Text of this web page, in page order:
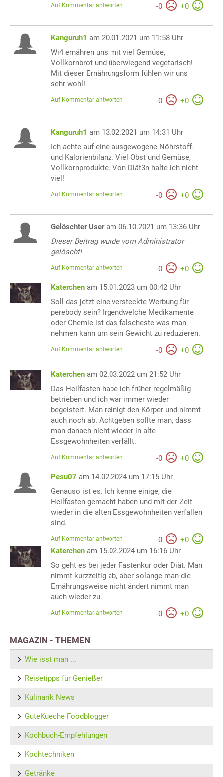
-0 +0
Auf Kommentar antworten
Kanguruh1 am 20.01.2021 um 11:58 Uhr
Wi4 ernähren uns mit viel Gemüse,
Vollkornbrot und überwiegend vegetarisch!
Mit dieser Ernährungsform fühlen wir uns
sehr wohl!
-0 +0
Auf Kommentar antworten
Kanguruh1 am 13.02.2021 um 14:31 Uhr
Ich achte auf eine ausgewogene Nöhrstoff-
und Kalorienbilanz. Viel Obst und Gemüse,
Vollkornprodukte. Von Diät3n halte ich nicht
viel!
-0 +0
Auf Kommentar antworten
Gelöschter User am 06.10.2021 um 13:36 Uhr
Dieser Beitrag wurde vom Administrator
gelöscht!
-0 +0
Auf Kommentar antworten
Katerchen am 15.01.2023 um 00:42 Uhr
Soll das jetzt eine versteckte Werbung für
perebody sein? Irgendwelche Medikamente
oder Chemie ist das falscheste was man
nehmen kann um sein Gewicht zu reduzieren.
-0 +0
Auf Kommentar antworten
Katerchen am 02.03.2022 um 21:52 Uhr
Das Heilfasten habe ich früher regelmäßig
betrieben und ich war immer wieder
begeistert. Man reinigt den Körper und nimmt
auch noch ab. Achtgeben sollte man, dass
man danach nicht wieder in alte
Essgewohnheiten verfällt.
-0 +0
Auf Kommentar antworten
Pesu07 am 14.02.2024 um 17:15 Uhr
Genauso ist es. Ich kenne einige, die
Heilfasten gemacht haben und mit der Zeit
wieder in die alten Essgewohnheiten verfallen
sind.
-0 +0
Auf Kommentar antworten
Katerchen am 15.02.2024 um 16:16 Uhr
So geht es bei jeder Fastenkur oder Diät. Man
nimmt kurzzeitig ab, aber solange man die
Ernährungsweise nicht ändert nimmt man
auch wieder zu.
-0 +0
Auf Kommentar antworten
MAGAZIN - THEMEN
Wie isst man ...
Reisetipps für Genießer
Kulinarik News
GuteKueche Foodblogger
Kochbuch-Empfehlungen
Kochtechniken
Getränke